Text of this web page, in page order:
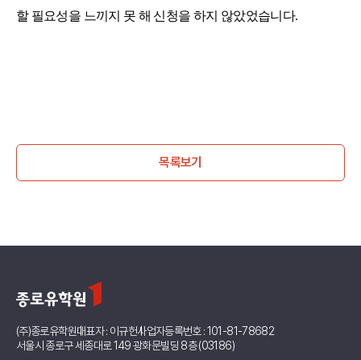
할 필요성을 느끼지 못 해 신청을 하지 않았었습니다.
목록보기
(주)종로유학원대표자 : 이규헌사업자등록번호 : 101-81-78682
서울시 종로구 세종대로 149 광화문빌딩 8층 (03186)